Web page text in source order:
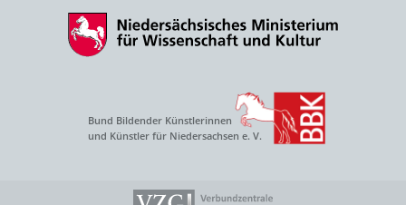
Bund Bildender Künstlerinnen
und Künstler für Niedersachsen e. V.